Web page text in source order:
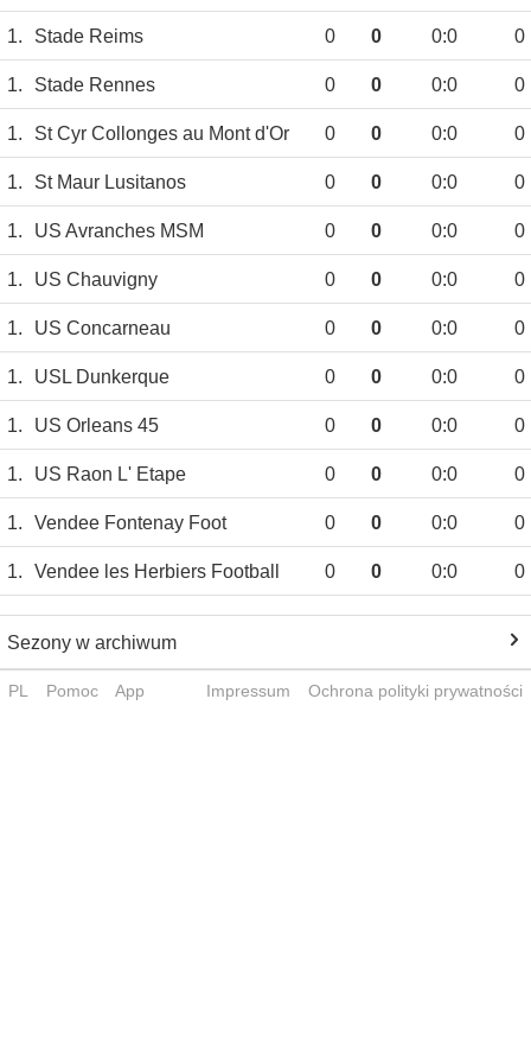
1. Stade Reims 0 0 0:0 0
1. Stade Rennes 0 0 0:0 0
1. St Cyr Collonges au Mont d'Or 0 0 0:0 0
1. St Maur Lusitanos 0 0 0:0 0
1. US Avranches MSM 0 0 0:0 0
1. US Chauvigny 0 0 0:0 0
1. US Concarneau 0 0 0:0 0
1. USL Dunkerque 0 0 0:0 0
1. US Orleans 45 0 0 0:0 0
1. US Raon L' Etape 0 0 0:0 0
1. Vendee Fontenay Foot 0 0 0:0 0
1. Vendee les Herbiers Football 0 0 0:0 0
Sezony w archiwum
PL Pomoc App Impressum Ochrona polityki prywatności